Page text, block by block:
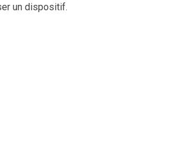
un dispositif.